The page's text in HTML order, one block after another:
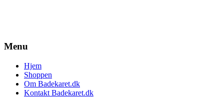
Menu
Hjem
Shoppen
Om Badekaret.dk
Kontakt Badekaret.dk